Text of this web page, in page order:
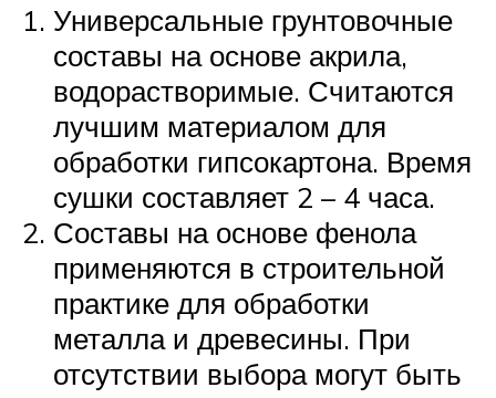
Универсальные грунтовочные
составы на основе акрила,
водорастворимые. Считаются
лучшим материалом для
обработки гипсокартона. Время
сушки составляет 2 – 4 часа.
Составы на основе фенола
применяются в строительной
практике для обработки
металла и древесины. При
отсутствии выбора могут быть